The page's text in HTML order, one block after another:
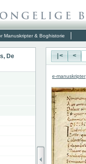
Manuskripter & Boghistorie
De
|< <
e-manuskripter